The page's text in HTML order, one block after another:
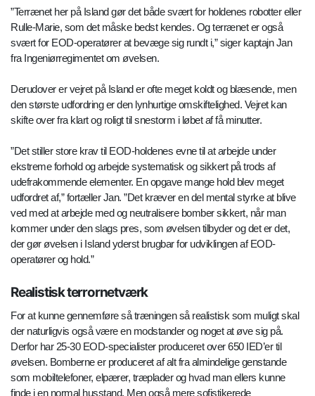
”Terrænet her på Island gør det både svært for holdenes robotter eller
Rulle-Marie, som det måske bedst kendes. Og terrænet er også
svært for EOD-operatører at bevæge sig rundt i,” siger kaptajn Jan
fra Ingeniørregimentet om øvelsen.
Derudover er vejret på Island er ofte meget koldt og blæsende, men
den største udfordring er den lynhurtige omskiftelighed. Vejret kan
skifte over fra klart og roligt til snestorm i løbet af få minutter.
”Det stiller store krav til EOD-holdenes evne til at arbejde under
ekstreme forhold og arbejde systematisk og sikkert på trods af
udefrakommende elementer. En opgave mange hold blev meget
udfordret af,” fortæller Jan. ”Det kræver en del mental styrke at blive
ved med at arbejde med og neutralisere bomber sikkert, når man
kommer under den slags pres, som øvelsen tilbyder og det er det,
der gør øvelsen i Island yderst brugbar for udviklingen af EOD-
operatører og hold.”
Realistisk terrornetværk
For at kunne gennemføre så træningen så realistisk som muligt skal
der naturligvis også være en modstander og noget at øve sig på.
Derfor har 25-30 EOD-specialister produceret over 650 IED’er til
øvelsen. Bomberne er produceret af alt fra almindelige genstande
som mobiltelefoner, elpærer, træplader og hvad man ellers kunne
finde i en normal husstand. Men også mere sofistikerede